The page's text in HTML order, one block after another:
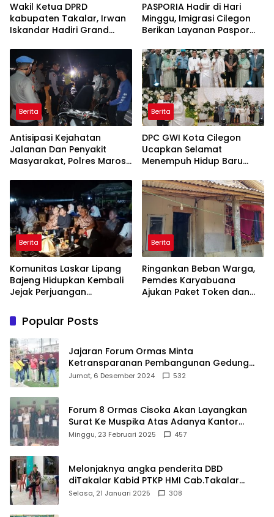
Wakil Ketua DPRD
kabupaten Takalar, Irwan
Iskandar Hadiri Grand
Pertama di Takalar,
Melayani Terapis Gratis
untuk Pasien Dhuafa dan
umum.
PASPORIA Hadir di Hari
Minggu, Imigrasi Cilegon
Berikan Layanan Paspor
Gratis
Berita
Antisipasi Kejahatan
Jalanan Dan Penyakit
Masyarakat, Polres Maros
Kondusif
Berita
DPC GWI Kota Cilegon
Ucapkan Selamat
Menempuh Hidup Baru
Tuanku Ihza Kemalsya
Damanik
Berita
Komunitas Laskar Lipang
Bajeng Hidupkan Kembali
Jejak Perjuangan
Wabup Takalar: Apresiasi
Bahwa Sejarah Adalah
Warisan yang Tak Ternilai”.
Berita
Ringankan Beban Warga,
Pemdes Karyabuana
Ajukan Paket Token dan
Popular Posts
Jajaran Forum Ormas Minta
Ketransparanan Pembangunan Gedung
Damkar Di Kecamatan Cisoka
Jumat, 6 Desember 2024 532
Forum 8 Ormas Cisoka Akan Layangkan
Surat Ke Muspika Atas Adanya Kantor
Matel di Cisoka
Minggu, 23 Februari 2025 457
Melonjaknya angka penderita DBD
diTakalar Kabid PTKP HMI Cab.Takalar
angkat bicara
Selasa, 21 Januari 2025 308